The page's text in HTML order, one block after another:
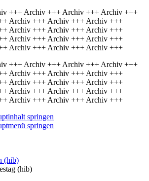
+++ Archiv +++ Archiv +++ Archiv +++
Archiv +++ Archiv +++ Archiv +++
Archiv +++ Archiv +++ Archiv +++
Archiv +++ Archiv +++ Archiv +++
Archiv +++ Archiv +++ Archiv +++
+++ Archiv +++ Archiv +++ Archiv +++
Archiv +++ Archiv +++ Archiv +++
Archiv +++ Archiv +++ Archiv +++
Archiv +++ Archiv +++ Archiv +++
Archiv +++ Archiv +++ Archiv +++
springen
springen
(hib)
(hib)